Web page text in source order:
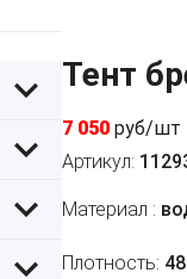
Тент
7 050 руб/шт
Артикул:
Материал :
Плотность: